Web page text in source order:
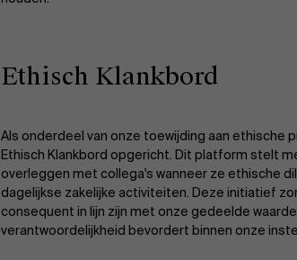
Ethisch Klankbord
Als onderdeel van onze toewijding aan ethische
Ethisch Klankbord opgericht. Dit platform stelt
overleggen met collega's wanneer ze ethische
dagelijkse zakelijke activiteiten. Deze initiatief
consequent in lijn zijn met onze gedeelde
verantwoordelijkheid bevordert binnen onze